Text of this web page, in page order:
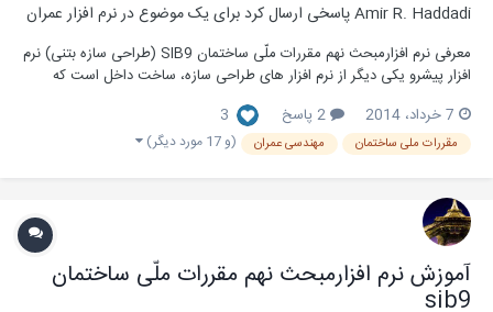
Amir R. Haddadiپاسخی ارسال کرد برای یک موضوع درنرم افزار عمران
معرفی نرم افزارمبحث نهم مقررات ملّی ساختمان SIB9 (طراحی سازه بتنی) نرم
افزار پیشرو یکی دیگر از نرم افزار های طراحی سازه، ساخت داخل است که
مقررات ملی ساختمان (...
7 خرداد، 2014 2 پاسخ 3
مقررات ملی ساختمان مهندسی عمران (و 17 مورد دیگر)
آموزش نرم افزارمبحث نهم مقررات ملّی ساختمان
sib9